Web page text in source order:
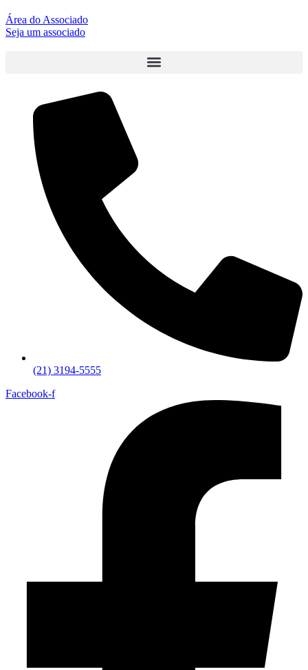
Área do Associado
Seja um associado
(21) 3194-5555
Facebook-f